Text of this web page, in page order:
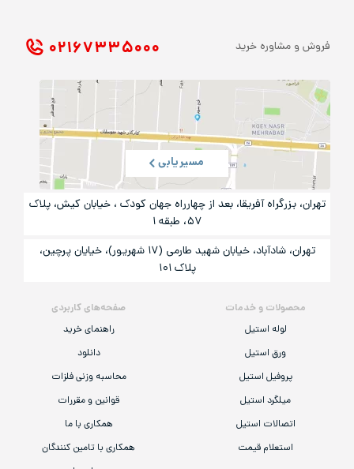
محصولات و خدمات
لوله استیل
ورق استیل
پروفیل استیل
میلگرد استیل
اتصالات استیل
استعلام قیمت
صفحه‌های کاربردی
راهنمای خرید
دانلود
محاسبه وزنی فلزات
قوانین و مقررات
همکاری با ما
همکاری با تامین کنندگان
فروش و مشاوره خرید ۰۲۱ ۶۷۳۳۵۰۰۰
مسیریابی
تهران، بزرگراه آفریقا، بعد از چهارراه جهان کودک ، خیابان کیش، پلاک
۵۷، طبقه ۱
تهران، شادآباد، خیابان شهید طارمی (۱۷ شهریور)، خیایان پرچین،
پلاک ۱۰۱